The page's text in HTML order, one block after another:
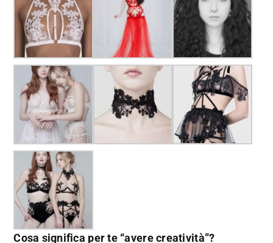
Cosa significa per te “avere creatività”?